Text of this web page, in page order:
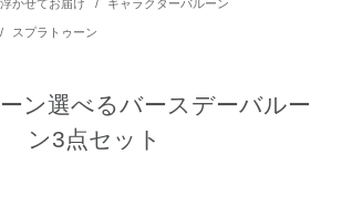
浮かせてお届け / キャラクターバルーン
/ スプラトゥーン
ン選べるバースデーバルー
ン3点セット